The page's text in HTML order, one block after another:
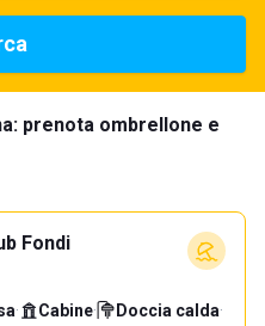
prenota ombrellone e
Fondi
· Cabine· Doccia calda·